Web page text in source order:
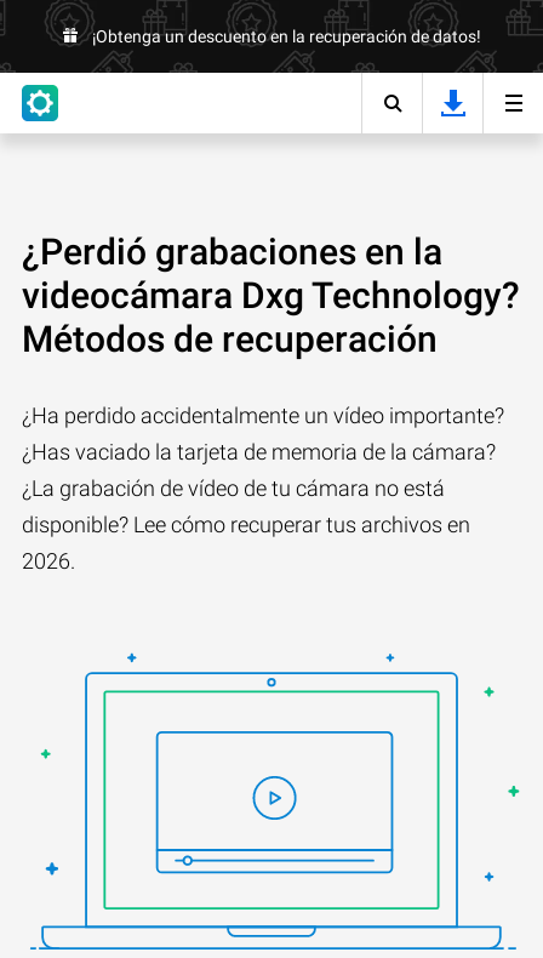
¡Obtenga un descuento en la recuperación de datos!
¿Perdió grabaciones en la
videocámara Dxg Technology?
Métodos de recuperación
¿Ha perdido accidentalmente un vídeo importante?
¿Has vaciado la tarjeta de memoria de la cámara?
¿La grabación de vídeo de tu cámara no está
disponible? Lee cómo recuperar tus archivos en
2026.